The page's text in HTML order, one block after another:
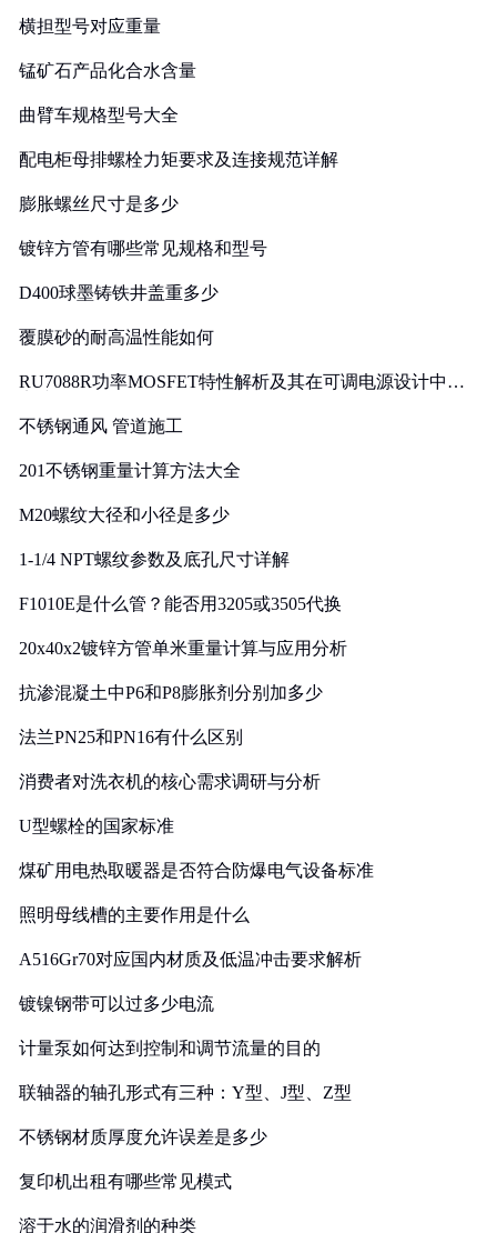
横担型号对应重量
锰矿石产品化合水含量
曲臂车规格型号大全
配电柜母排螺栓力矩要求及连接规范详解
膨胀螺丝尺寸是多少
镀锌方管有哪些常见规格和型号
D400球墨铸铁井盖重多少
覆膜砂的耐高温性能如何
RU7088R功率MOSFET特性解析及其在可调电源设计中的
不锈钢通风 管道施工
201不锈钢重量计算方法大全
M20螺纹大径和小径是多少
1-1/4 NPT螺纹参数及底孔尺寸详解
F1010E是什么管？能否用3205或3505代换
20x40x2镀锌方管单米重量计算与应用分析
抗渗混凝土中P6和P8膨胀剂分别加多少
法兰PN25和PN16有什么区别
消费者对洗衣机的核心需求调研与分析
U型螺栓的国家标准
煤矿用电热取暖器是否符合防爆电气设备标准
照明母线槽的主要作用是什么
A516Gr70对应国内材质及低温冲击要求解析
镀镍钢带可以过多少电流
计量泵如何达到控制和调节流量的目的
联轴器的轴孔形式有三种：Y型、J型、Z型
不锈钢材质厚度允许误差是多少
复印机出租有哪些常见模式
溶于水的润滑剂的种类